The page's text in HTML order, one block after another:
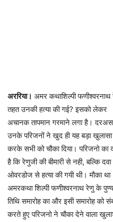
अररिया। अमर कथाशिल्पी फणीश्वरनाथ
तहत उनकी हत्या की गई? इसको लेकर
अचानक तापमान गरमाने लगा है।
उनके परिजनों ने खुद ही यह बड़ा खुलासा
करके सभी को चौका दिया। परिजनो का
है कि रेणुजी की बीमारी से नही, बल्कि
ओवरडोज से हत्या की गयी थी। मौका था
अमरकथा शिल्पी फणीश्वरनाथ रेणु के पुण्य
तिथि समारोह का और इसी समारोह को
करते हुए परिजनो ने चौका देने वाला